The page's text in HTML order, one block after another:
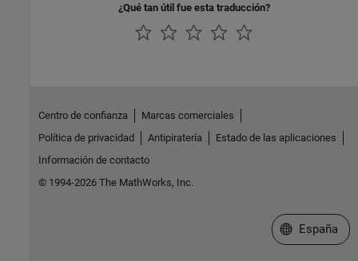
¿Qué tan útil fue esta traducción?
Centro de confianza
Marcas comerciales
Política de privacidad
Antipiratería
Estado de las aplicaciones
Información de contacto
© 1994-2026 The MathWorks, Inc.
Seleccione
España